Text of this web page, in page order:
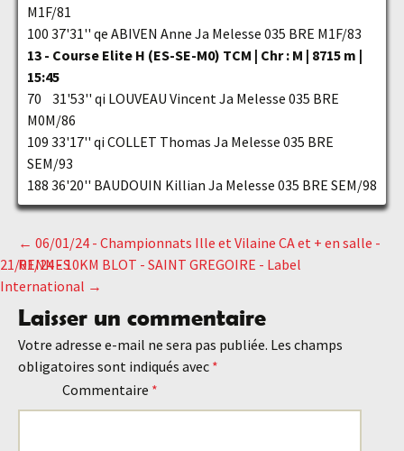
M1F/81
100 37'31'' qe ABIVEN Anne Ja Melesse 035 BRE M1F/83
13 - Course Elite H (ES-SE-M0) TCM | Chr : M | 8715 m |
15:45
70 31'53'' qi LOUVEAU Vincent Ja Melesse 035 BRE
M0M/86
109 33'17'' qi COLLET Thomas Ja Melesse 035 BRE
SEM/93
188 36'20'' BAUDOUIN Killian Ja Melesse 035 BRE SEM/98
Navigation
des
articles
← 06/01/24 - Championnats Ille et Vilaine CA et + en salle -
RENNES
21/01/24 - 10KM BLOT - SAINT GREGOIRE - Label
International →
Laisser un commentaire
Votre adresse e-mail ne sera pas publiée. Les champs
obligatoires sont indiqués avec *
Commentaire *